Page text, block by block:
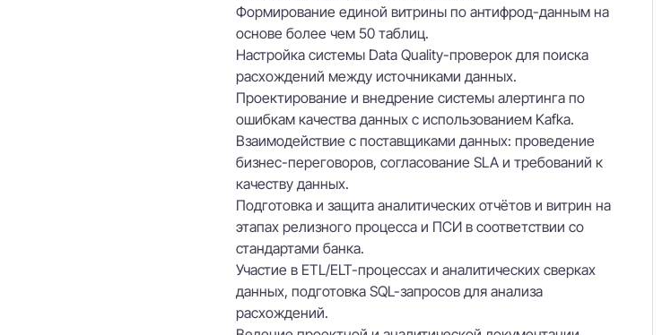
Формирование единой витрины по антифрод-данным на
основе более чем 50 таблиц.
Настройка системы Data Quality-проверок для поиска
расхождений между источниками данных.
Проектирование и внедрение системы алертинга по
ошибкам качества данных с использованием Kafka.
Взаимодействие с поставщиками данных: проведение
бизнес-переговоров, согласование SLA и требований к
качеству данных.
Подготовка и защита аналитических отчётов и витрин на
этапах релизного процесса и ПСИ в соответствии со
стандартами банка.
Участие в ETL/ELT-процессах и аналитических сверках
данных, подготовка SQL-запросов для анализа
расхождений.